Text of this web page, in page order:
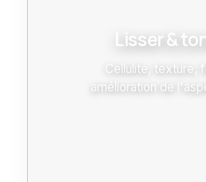
Lisser &
Cellulite, texture,
amélioration de